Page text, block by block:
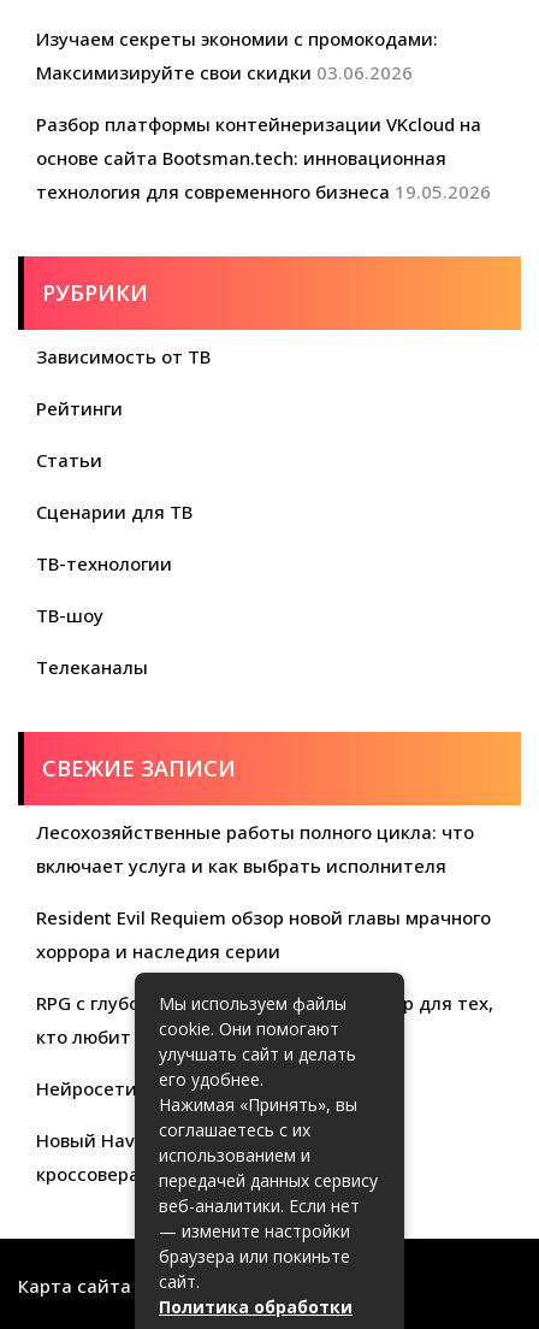
Изучаем секреты экономии с промокодами:
Максимизируйте свои скидки 03.06.2026
Разбор платформы контейнеризации VKcloud на
основе сайта Bootsman.tech: инновационная
технология для современного бизнеса 19.05.2026
РУБРИКИ
Зависимость от ТВ
Рейтинги
Статьи
Сценарии для ТВ
ТВ-технологии
ТВ-шоу
Телеканалы
СВЕЖИЕ ЗАПИСИ
Лесохозяйственные работы полного цикла: что
включает услуга и как выбрать исполнителя
Resident Evil Requiem обзор новой главы мрачного
хоррора и наследия серии
RPG с глубокой кастомизацией обзор игр для тех,
кто любит свободу выбора
Нейросети для продуктивности
Новый Haval Jolion: обзор современного
кроссовера для активной жизни
Карта сайта
Мы используем файлы
cookie. Они помогают
улучшать сайт и делать
его удобнее.
Нажимая «Принять», вы
соглашаетесь с их
использованием и
передачей данных сервису
веб-аналитики. Если нет
— измените настройки
браузера или покиньте
сайт.
Политика обработки